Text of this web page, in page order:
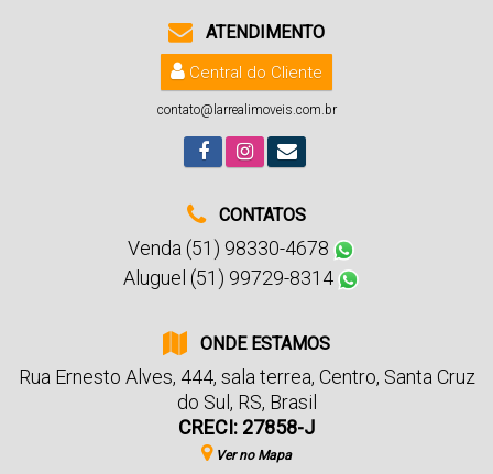
ATENDIMENTO
Central do Cliente
contato@larrealimoveis.com.br
CONTATOS
Venda (51) 98330-4678
Aluguel (51) 99729-8314
ONDE ESTAMOS
Rua Ernesto Alves, 444, sala terrea, Centro, Santa Cruz
do Sul , RS, Brasil
CRECI: 27858-J
Ver no Mapa